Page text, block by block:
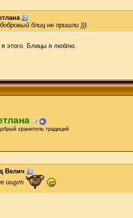
блиц не пришли )))
этого. Блицы я люблю.
хранитель традиций
Велич
ищут